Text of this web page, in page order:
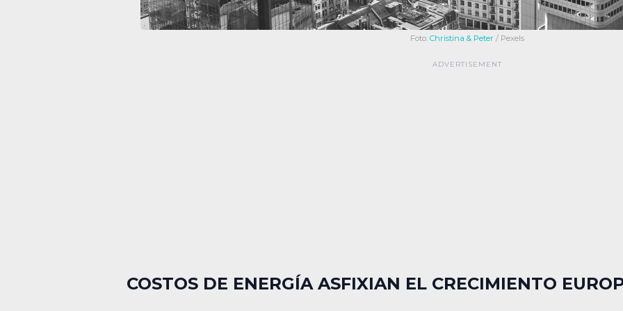
Foto: Christina & Peter / Pexels
COSTOS DE ENERGÍA ASFIXIAN EL CRECIMIENTO